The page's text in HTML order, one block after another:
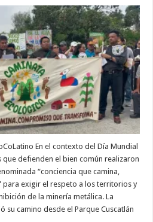
exige
derogar
la
minería
metálica
y
cuidar
la
casa
común
En el contexto del Día Mundial
defienden el bien común realizaron
“conciencia que camina,
exigir el respeto a los territorios y
de la minería metálica. La
su camino desde el Parque Cuscatlán